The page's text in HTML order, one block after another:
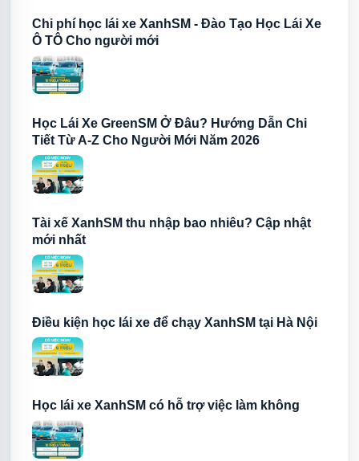
ứng viên tiết kiệm thời gian và tăng khả năng được tư vấn đúng nhu
Nếu đã sẵn sàng, hãy đọc lại bài gốc tại
backlink vềđăng ký Bike
đầy đủ.
Đăng ký Xanh Bike
Chuẩn bị VNeID, thông tin cá nhân, khu vực chạy và tình trạng
Chi phí học lái xe XanhSM - Đào Tạo Học Lái Xe
Ô TÔ Cho người mới
Học Lái Xe GreenSM Ở Đâu? Hướng Dẫn Chi
Tiết Từ A-Z Cho Người Mới Năm 2026
Tài xế XanhSM thu nhập bao nhiêu? Cập nhật
mới nhất
Điều kiện học lái xe để chạy XanhSM tại Hà Nội
Học lái xe XanhSM có hỗ trợ việc làm không